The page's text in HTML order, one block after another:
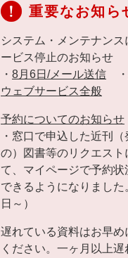
重要なお知ら
システム・メンテナンス
ービス停止のお知らせ
・ 8月6日/メール送信 ・
ウェブサービス全般
予約についてのお知らせ
・窓口で申込した近刊
の）図書等のリクエスト
て、マイページで予約状
できるようになりました
日～）
遅れている資料はお早め
ください。一ヶ月以上遅